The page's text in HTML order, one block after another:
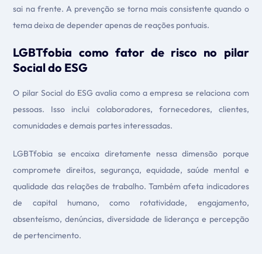
sai na frente. A prevenção se torna mais consistente quando o
tema deixa de depender apenas de reações pontuais.
LGBTfobia como fator de risco no pilar
Social do ESG
O pilar Social do ESG avalia como a empresa se relaciona com
pessoas. Isso inclui colaboradores, fornecedores, clientes,
comunidades e demais partes interessadas.
LGBTfobia se encaixa diretamente nessa dimensão porque
compromete direitos, segurança, equidade, saúde mental e
qualidade das relações de trabalho. Também afeta indicadores
de capital humano, como rotatividade, engajamento,
absenteísmo, denúncias, diversidade de liderança e percepção
de pertencimento.